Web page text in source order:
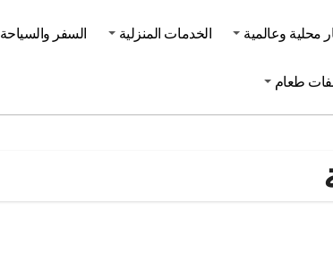
محلية وعالمية الخدمات المنزلية السفر والسياحة
طعام